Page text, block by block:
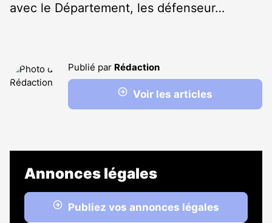
avec le Département, les défenseur…
Publié par Rédaction
Voir les articles
Annonces légales
Publiez vos annonces légales